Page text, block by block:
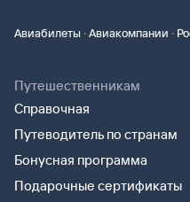
Авиабилеты ·Авиакомпании ·
Путешественникам
Справочная
Путеводитель по странам
Бонусная программа
Подарочные сертификаты